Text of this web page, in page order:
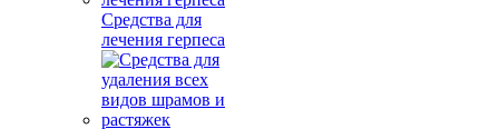
Средства для
лечения герпеса